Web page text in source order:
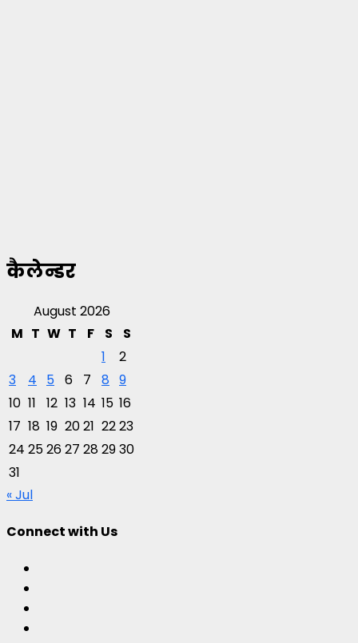
कैलेन्डर
August 2026
M T W T F S
S
1
2
3
4 5 6 7 8 9
10 11 12 13 14 15 16
17 18 19 2021 2223
24 252627 282930
31
« Jul
Connect with Us